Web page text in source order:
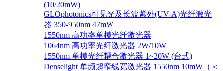
(10/20mW)
GLOphotonics可见光及长波紫外(UV-A)光纤激光
器 350-950nm 47mW
1550nm 高功率单模光纤激光器
1064nm 高功率光纤激光器 2W/10W
1550nm 单模光纤耦合激光器 1~20W (台式)
Denselight 单频超窄线宽激光器 1550nm 10mW（＜